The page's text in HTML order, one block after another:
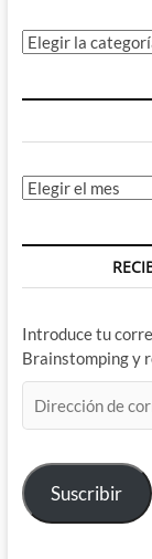
Categorías
Archivos
Introduce tu
Brainstomping y
de
electrónico
Suscribir